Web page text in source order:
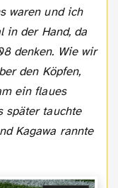
waren und ich
in der Hand, da
denken. Wie wir
den Köpfen,
ein flaues
später tauchte
Kagawa rannte